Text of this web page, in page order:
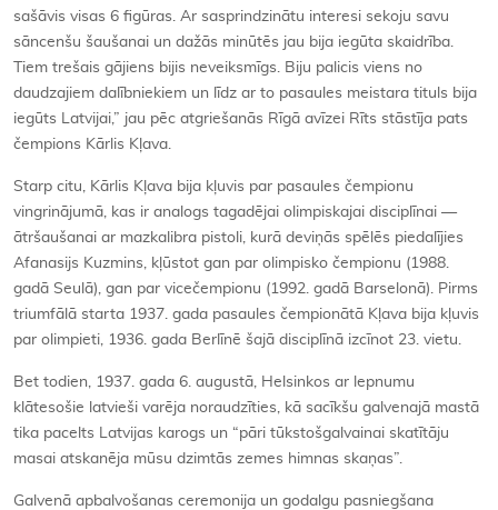
sašāvis visas 6 figūras. Ar sasprindzinātu interesi sekoju savu
sāncenšu šaušanai un dažās minūtēs jau bija iegūta skaidrība.
Tiem trešais gājiens bijis neveiksmīgs. Biju palicis viens no
daudzajiem dalībniekiem un līdz ar to pasaules meistara tituls bija
iegūts Latvijai,” jau pēc atgriešanās Rīgā avīzei Rīts stāstīja pats
čempions Kārlis Kļava.
Starp citu, Kārlis Kļava bija kļuvis par pasaules čempionu
vingrinājumā, kas ir analogs tagadējai olimpiskajai disciplīnai —
ātršaušanai ar mazkalibra pistoli, kurā deviņās spēlēs piedalījies
Afanasijs Kuzmins, kļūstot gan par olimpisko čempionu (1988.
gadā Seulā), gan par vicečempionu (1992. gadā Barselonā). Pirms
triumfālā starta 1937. gada pasaules čempionātā Kļava bija kļuvis
par olimpieti, 1936. gada Berlīnē šajā disciplīnā izcīnot 23. vietu.
Bet todien, 1937. gada 6. augustā, Helsinkos ar lepnumu
klātesošie latvieši varēja noraudzīties, kā sacīkšu galvenajā mastā
tika pacelts Latvijas karogs un “pāri tūkstošgalvainai skatītāju
masai atskanēja mūsu dzimtās zemes himnas skaņas”.
Galvenā apbalvošanas ceremonija un godalgu pasniegšana